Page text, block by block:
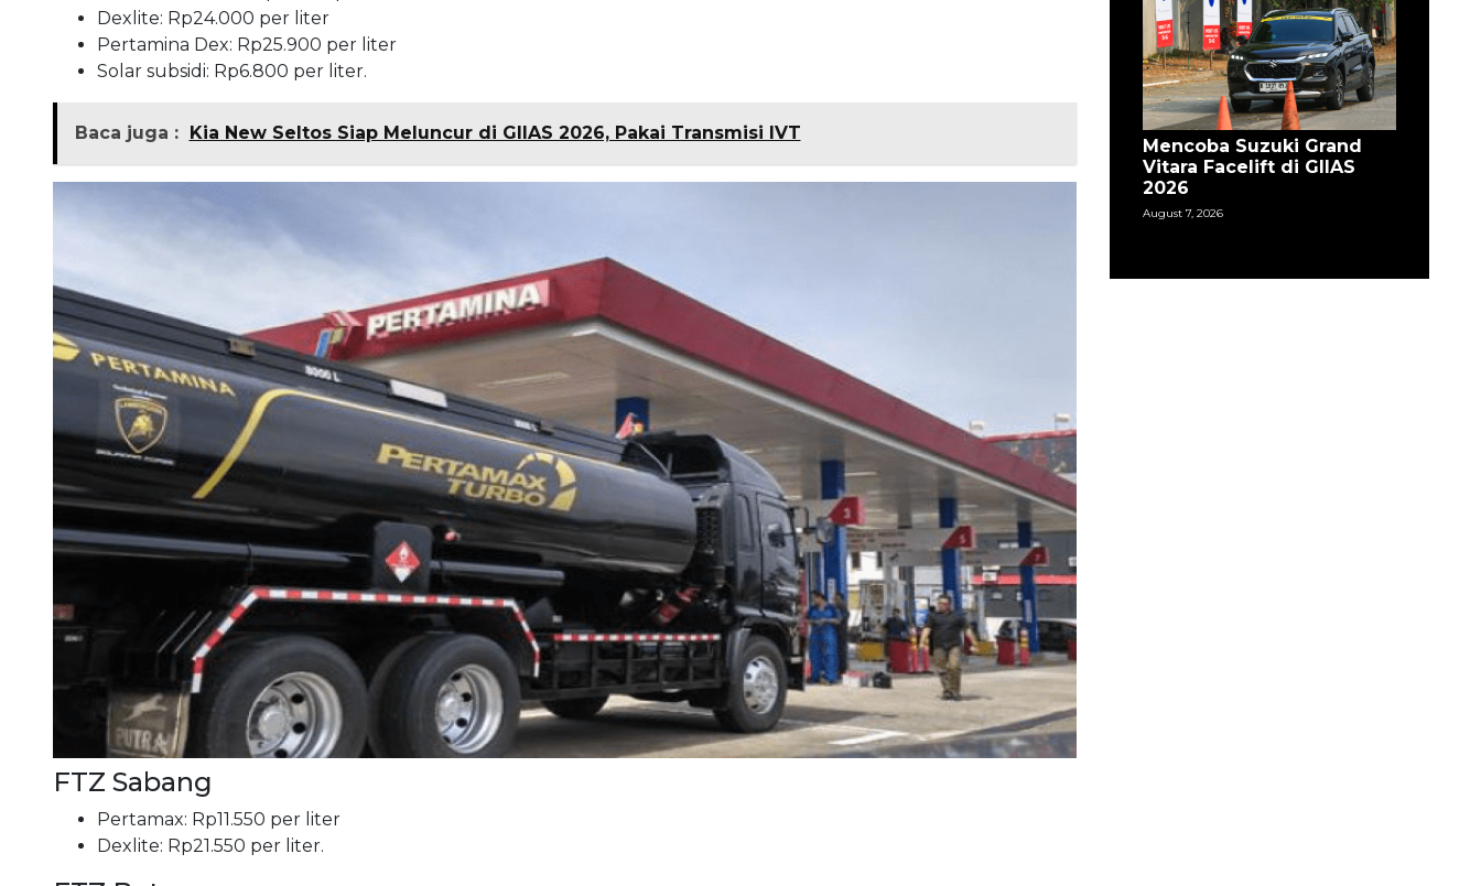
Dexlite: Rp24.000 per liter
Pertamina Dex: Rp25.900 per liter
Solar subsidi: Rp6.800 per liter.
Baca juga : Kia New Seltos Siap Meluncur di GIIAS 2026, Pakai Transmisi IVT
FTZ Sabang
Pertamax: Rp11.550 per liter
Dexlite: Rp21.550 per liter.
Mencoba Suzuki Grand
Vitara Facelift di GIIAS
2026
August 7, 2026